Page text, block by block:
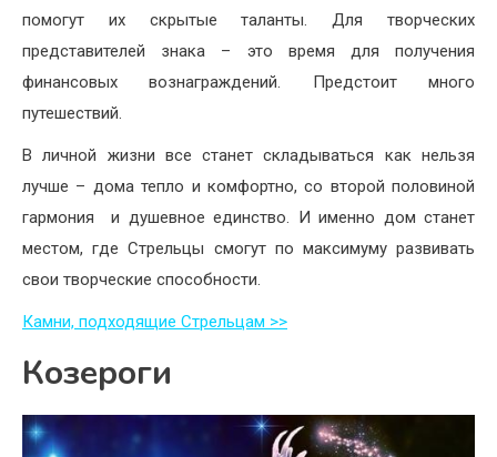
помогут их скрытые таланты. Для творческих
представителей знака – это время для получения
финансовых вознаграждений. Предстоит много
путешествий.
В личной жизни все станет складываться как нельзя
лучше – дома тепло и комфортно, со второй половиной
гармония и душевное единство. И именно дом станет
местом, где Стрельцы смогут по максимуму развивать
свои творческие способности.
Камни, подходящие Стрельцам >>
Козероги